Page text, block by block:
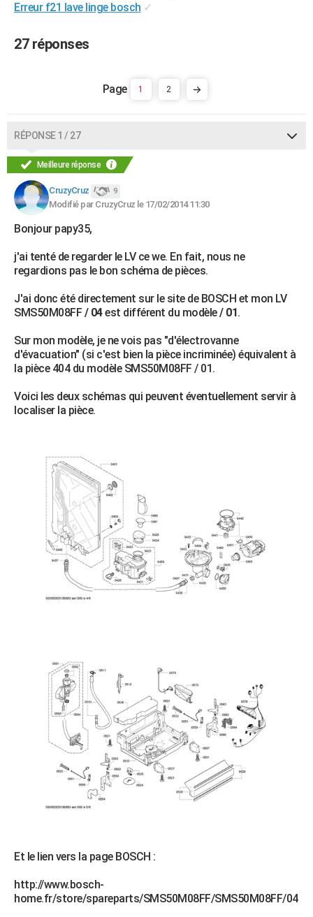
Erreur f21 lave linge bosch ✓
27 réponses
1 2
RÉPONSE 1 / 27
Meilleure réponse
CruzyCruz 9
Modifié par CruzyCruz le 17/02/2014 11:30
Bonjour papy35,
j'ai tenté de regarder le LV ce we. En fait, nous ne
regardions pas le bon schéma de pièces.
J'ai donc été directement sur le site de BOSCH et mon LV
SMS50M08FF / 04est différent du modèle/ 01.
Sur mon modèle, je ne vois pas "d'électrovanne
d'évacuation" (si c'est bien la pièce incriminée) équivalent à
la pièce 404 du modèle SMS50M08FF / 01.
Voici les deux schémas qui peuvent éventuellement servir à
localiser la pièce.
Et le lien vers la page BOSCH :
http://www.bosch-
home.fr/store/spareparts/SMS50M08FF/SMS50M08FF/04